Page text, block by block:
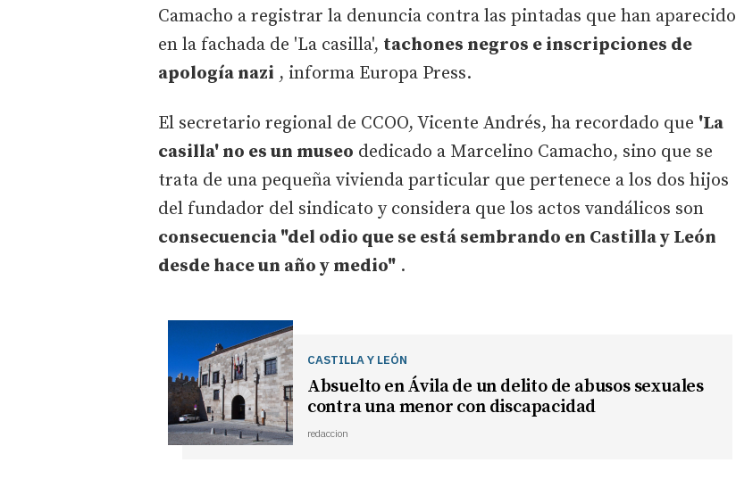
Camacho a registrar la denuncia contra las pintadas que han aparecido
en la fachada de 'La casilla', tachones negros e inscripciones de
apología nazi , informa Europa Press.
El secretario regional de CCOO, Vicente Andrés, ha recordado que 'La
casilla' no es un museo dedicado a Marcelino Camacho, sino que se
trata de una pequeña vivienda particular que pertenece a los dos hijos
del fundador del sindicato y considera que los actos vandálicos son
consecuencia "del odio que se está sembrando en Castilla y León
desde hace un año y medio" .
CASTILLA Y LEÓN
Absuelto en Ávila de un delito de abusos sexuales
contra una menor con discapacidad
redaccion